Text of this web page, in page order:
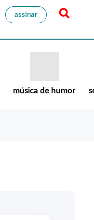
assinar
música de humor